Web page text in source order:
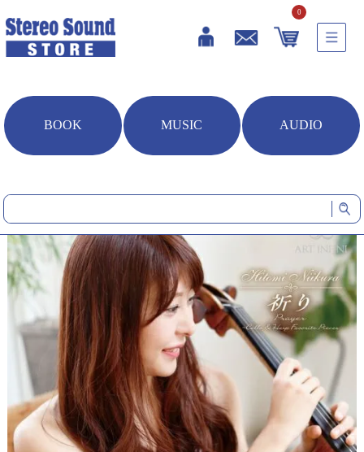
0
BOOK MUSIC AUDIO